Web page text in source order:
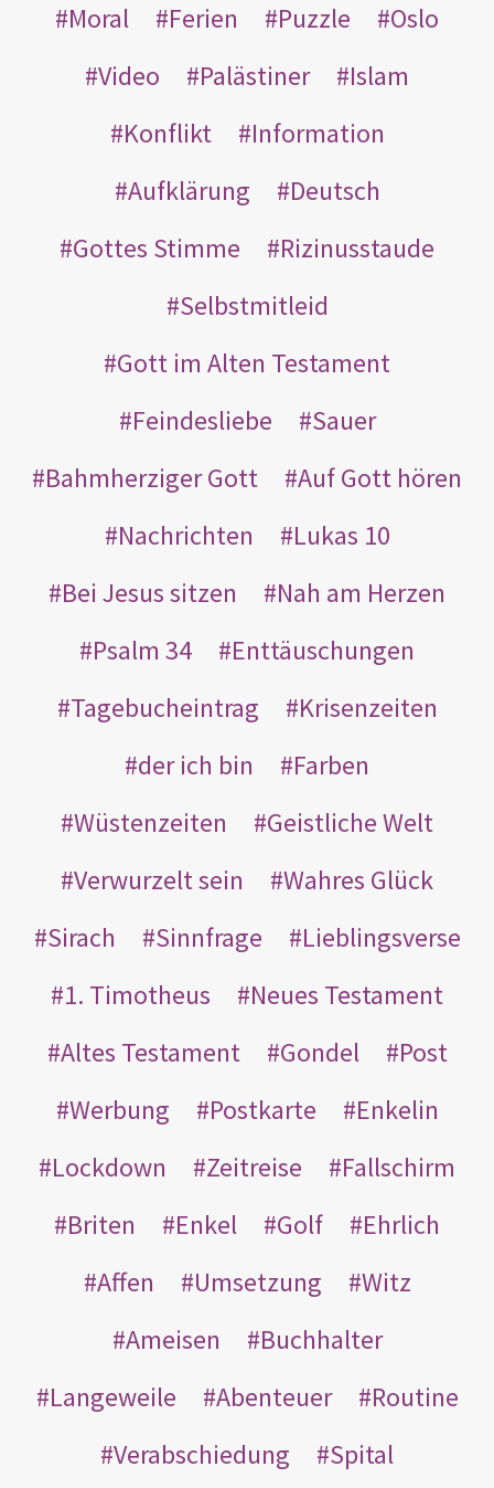
Moral
Ferien Puzzle
Oslo
Video
Palästiner
Islam
Konflikt
Information
Aufklärung
Deutsch
Gottes Stimme
Rizinusstaude
Selbstmitleid
Gott im Alten Testament
Feindesliebe
Sauer
Bahmherziger Gott
Auf Gott hören
Nachrichten
Lukas 10
Bei Jesus sitzen
Nah am Herzen
Psalm 34
Enttäuschungen
Tagebucheintrag
Krisenzeiten
der ich bin
Farben
Wüstenzeiten
Geistliche Welt
Verwurzelt sein
Wahres Glück
Sirach
Sinnfrage
Lieblingsverse
1. Timotheus
Neues Testament
Altes Testament
Gondel
Post
Werbung
Postkarte
Enkelin
Lockdown
Zeitreise
Fallschirm
Briten
Enkel Golf
Ehrlich
Affen
Umsetzung
Witz
Ameisen
Buchhalter
Langeweile
Abenteuer
Routine
Verabschiedung
Spital